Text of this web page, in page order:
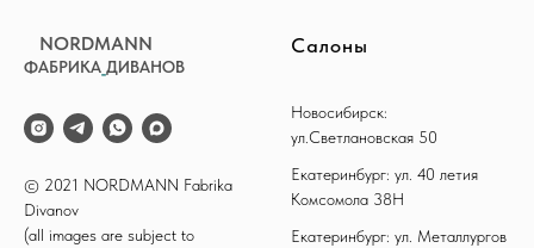
NORDMANN
ФАБРИКА ДИВАНОВ
© 2021 NORDMANN Fabrika
Divanov
(all images are subject to
Салоны
Новосибирск:
ул.Светлановская 50
Екатеринбург: ул. 40 летия
Комсомола 38Н
Екатеринбург: ул. Металлургов